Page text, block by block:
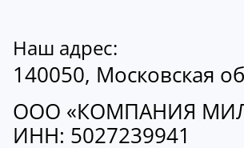
Наш адрес:
140050, Московская
ООО «КОМПАНИЯ
ИНН: 5027239941